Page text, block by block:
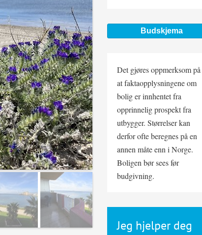
Budskjema
Det gjøres oppmerksom på
at faktaopplysningene om
bolig er innhentet fra
opprinnelig prospekt fra
utbygger. Størrelser kan
derfor ofte beregnes på en
annen måte enn i Norge.
Boligen bør sees før
budgivning.
Jeg hjelper deg